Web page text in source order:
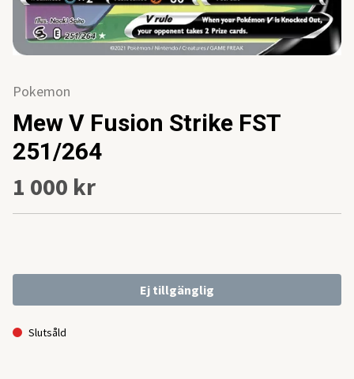
Pokemon
Mew V Fusion Strike FST
251/264
1 000 kr
Ej tillgänglig
Slutsåld